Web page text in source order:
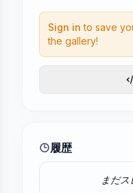
Sign in to save
the gallery!
履歴
まだ